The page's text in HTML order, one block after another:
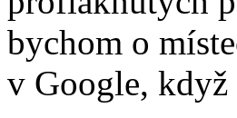
bychom o
v Google, když